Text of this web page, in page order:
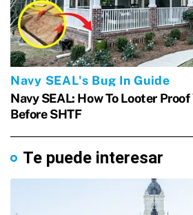
Te puede interesar